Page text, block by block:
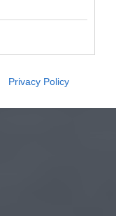
Privacy Policy